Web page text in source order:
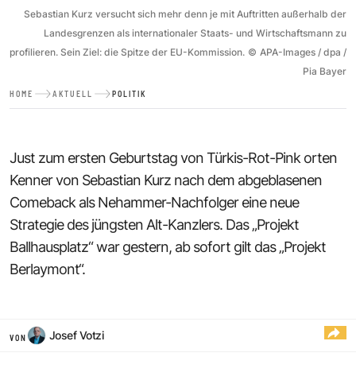
Sebastian Kurz versucht sich mehr denn je mit Auftritten außerhalb der
Landesgrenzen als internationaler Staats- und Wirtschaftsmann zu
profilieren. Sein Ziel: die Spitze der EU-Kommission. © APA-Images / dpa /
Pia Bayer
HOME AKTUELL POLITIK
Just zum ersten Geburtstag von Türkis-Rot-Pink orten
Kenner von Sebastian Kurz nach dem abgeblasenen
Comeback als Nehammer-Nachfolger eine neue
Strategie des jüngsten Alt-Kanzlers. Das „Projekt
Ballhausplatz“ war gestern, ab sofort gilt das „Projekt
Berlaymont“.
VON Josef Votzi